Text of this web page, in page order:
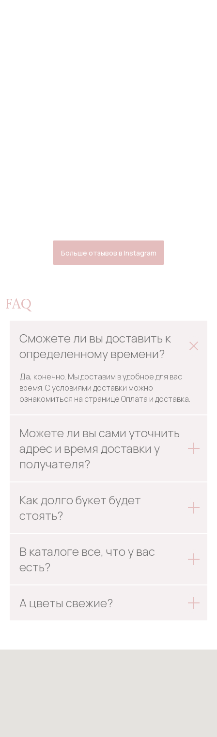
Больше отзывов в Instagram
FAQ
Сможете ли вы доставить к
определенному времени?
Да, конечно. Мы доставим в удобное для вас
время. С условиями доставки можно
ознакомиться на странице Оплата и доставка.
Можете ли вы сами уточнить
адрес и время доставки у
получателя?
Как долго букет будет
стоять?
В каталоге все, что у вас
есть?
А цветы свежие?